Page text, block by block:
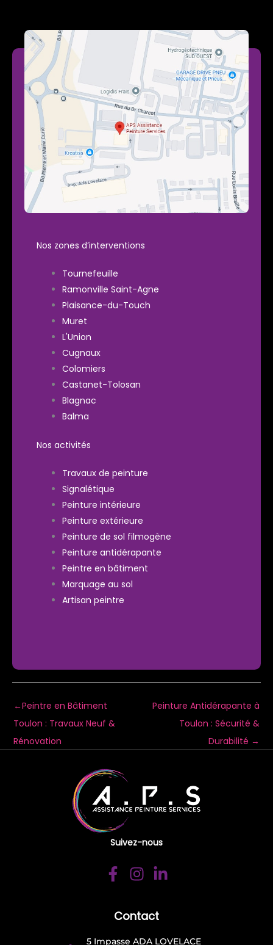
Nos zones d’interventions
Tournefeuille
Ramonville Saint-Agne
Plaisance-du-Touch
Muret
L'Union
Cugnaux
Colomiers
Castanet-Tolosan
Blagnac
Balma
Nos activités
Travaux de peinture
Signalétique
Peinture intérieure
Peinture extérieure
Peinture de sol filmogène
Peinture antidérapante
Peintre en bâtiment
Marquage au sol
Artisan peintre
←Peintre en Bâtiment
Toulon : Travaux Neuf &
Rénovation
Peinture Antidérapante à
Toulon : Sécurité &
Durabilité →
Suivez-nous
Contact
5 Impasse ADA LOVELACE